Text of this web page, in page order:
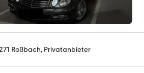
Roßbach, Privatanbieter